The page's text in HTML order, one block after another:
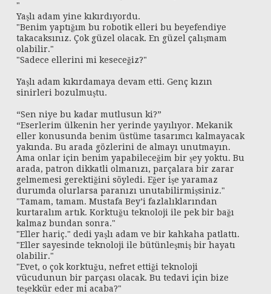
"
Yaşlı adam yine kıkırdıyordu.
"Benim yaptığım bu robotik elleri bu beyefendiye
takacaksınız. Çok güzel olacak. En güzel çalışmam
olabilir."
"Sadece ellerini mi keseceğiz?"
Yaşlı adam kıkırdamaya devam etti. Genç kızın
sinirleri bozulmuştu.
“Sen niye bu kadar mutlusun ki?”
“Eserlerim ülkenin her yerinde yayılıyor. Mekanik
eller konusunda benim üstüme tasarımcı kalmayacak
yakında. Bu arada gözlerini de almayı unutmayın.
Ama onlar için benim yapabileceğim bir şey yoktu. Bu
arada, patron dikkatli olmanızı, parçalara bir zarar
gelmemesi gerektiğini söyledi. Eğer işe yaramaz
durumda olurlarsa paranızı unutabilirmişsiniz."
"Tamam, tamam. Mustafa Bey’i fazlalıklarından
kurtaralım artık. Korktuğu teknoloji ile pek bir bağı
kalmaz bundan sonra."
"Eller hariç." dedi yaşlı adam ve bir kahkaha patlattı.
"Eller sayesinde teknoloji ile bütünleşmiş bir hayatı
olabilir."
"Evet, o çok korktuğu, nefret ettiği teknoloji
vücudunun bir parçası olacak. Bu tedavi için bize
teşekkür eder mi acaba?"